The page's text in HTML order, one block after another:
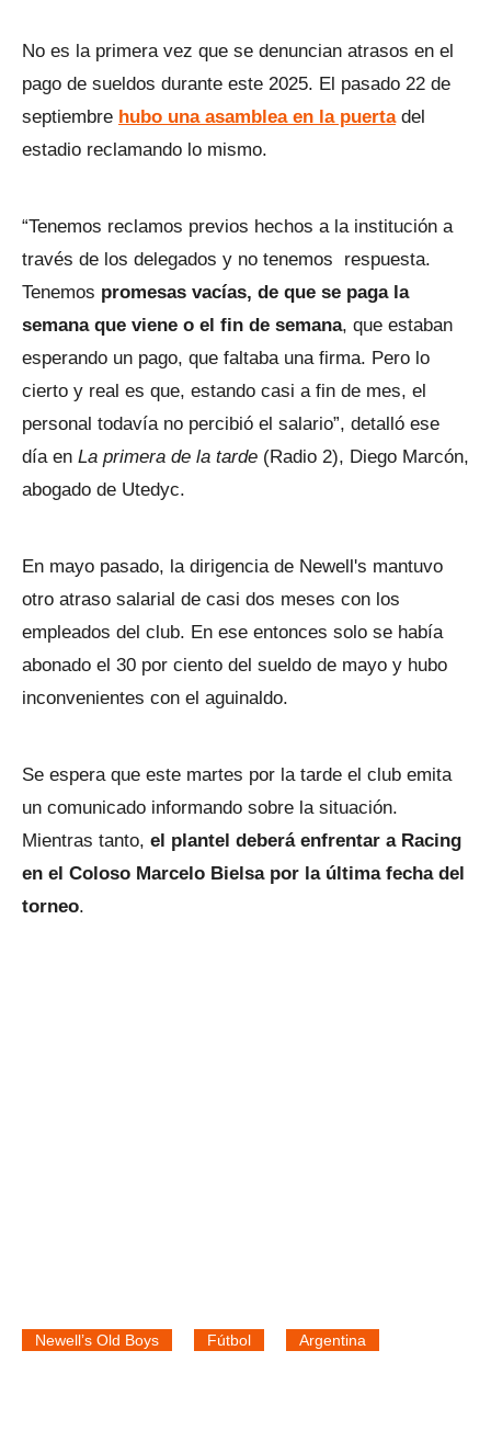
No es la primera vez que se denuncian atrasos en el
pago de sueldos durante este 2025. El pasado 22 de
septiembre hubo una asamblea en la puertadel
estadio reclamando lo mismo.
“Tenemos reclamos previos hechos a la institución a
través de los delegados y no tenemos respuesta.
Tenemos promesas vacías, de que se paga la
semana que viene o el fin de semana, que estaban
esperando un pago, que faltaba una firma. Pero lo
cierto y real es que, estando casi a fin de mes, el
personal todavía no percibió el salario”, detalló ese
día en La primera de la tarde (Radio 2), Diego Marcón,
abogado de Utedyc.
En mayo pasado, la dirigencia de Newell's mantuvo
otro atraso salarial de casi dos meses con los
empleados del club. En ese entonces solo se había
abonado el 30 por ciento del sueldo de mayo y hubo
inconvenientes con el aguinaldo.
Se espera que este martes por la tarde el club emita
un comunicado informando sobre la situación.
Mientras tanto, el plantel deberá enfrentar a Racing
en el Coloso Marcelo Bielsa por la última fecha del
torneo.
Newell’s Old Boys Fútbol Argentina